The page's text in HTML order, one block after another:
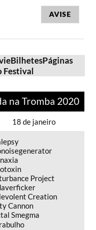
AVISE
BilhetesPáginas
Festival
na Tromba 2020
18 de janeiro
Project
Creation
Cannon
Smegma